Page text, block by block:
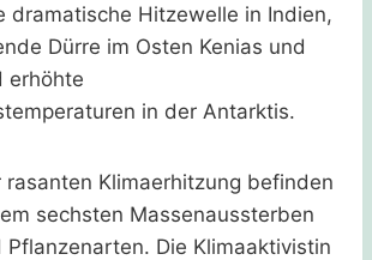
dramatische Hitzewelle in Indien,
Dürre im Osten Kenias und
erhöhte
in der Antarktis.
Klimaerhitzung befinden
sechsten Massenaussterben
Pflanzenarten. Die Klimaaktivistin